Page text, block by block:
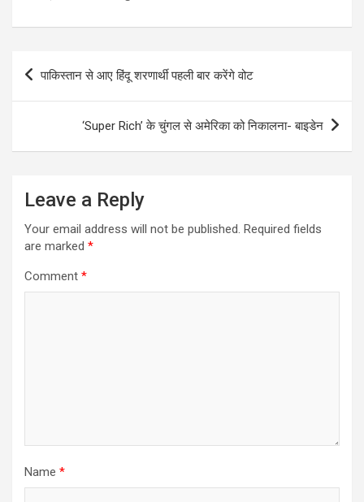
Post
पाकिस्तान से आए हिंदू शरणार्थी पहली बार करेंगे वोट
‘Super Rich’ के चुंगल से अमेरिका को निकालना- बाइडेन
Leave a Reply
Your email address will not be published. Required fields
are marked *
Comment *
Name *